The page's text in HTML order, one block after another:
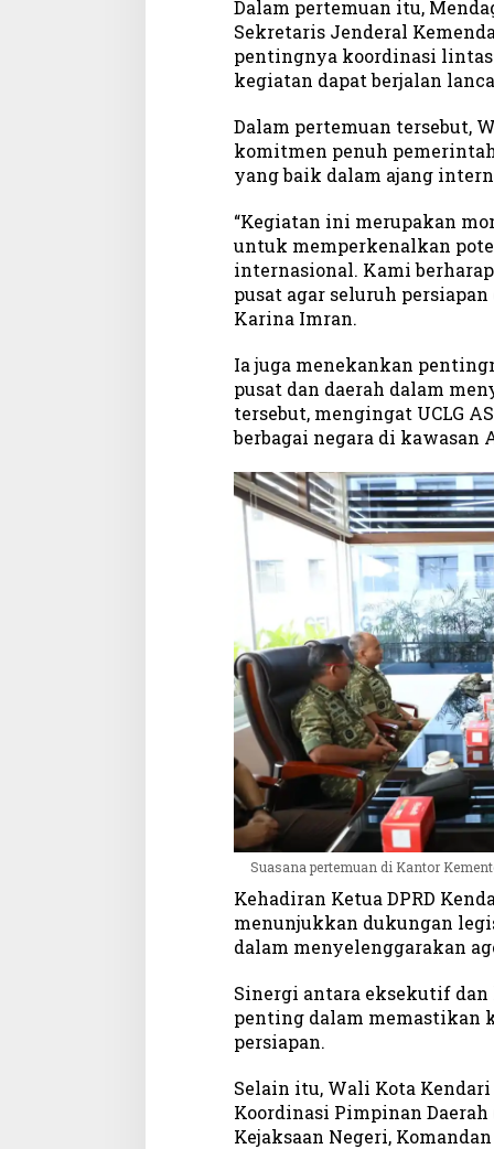
Dalam pertemuan itu,
Sekretaris Jenderal
pentingnya koordinasi
kegiatan dapat berjalan
Dalam pertemuan tersebut,
komitmen penuh
yang baik dalam ajang
“Kegiatan ini merupakan
untuk memperkenalkan
internasional. Kami
pusat agar seluruh
Karina Imran.
Ia juga menekankan
pusat dan daerah dalam
tersebut, mengingat UCLG
berbagai negara di kawasan
Suasana pertemuan di Kantor
Kehadiran Ketua DPRD
menunjukkan dukungan
dalam menyelenggarakan
Sinergi antara eksekutif
penting dalam memastikan
persiapan.
Selain itu, Wali Kota
Koordinasi Pimpinan
Kejaksaan Negeri,